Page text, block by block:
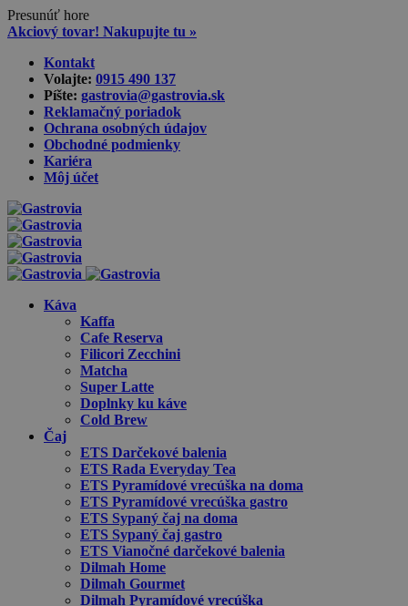
Presunúť hore
Akciový tovar! Nakupujte tu »
content
Kontakt
Volajte: 0915 490 137‬
Píšte: gastrovia@gastrovia.sk‬
Reklamačný poriadok
Ochrana osobných údajov
Obchodné podmienky
Kariéra
Môj účet
Káva
Kaffa
Cafe Reserva
Filicori Zecchini
Matcha
Super Latte
Doplnky ku káve
Cold Brew
Čaj
ETS Darčekové balenia
ETS Rada Everyday Tea
ETS Pyramídové vrecúška na doma
ETS Pyramídové vrecúška gastro
ETS Sypaný čaj na doma
ETS Sypaný čaj gastro
ETS Vianočné darčekové balenia
Dilmah Home
Dilmah Gourmet
Dilmah Pyramídové vrecúška